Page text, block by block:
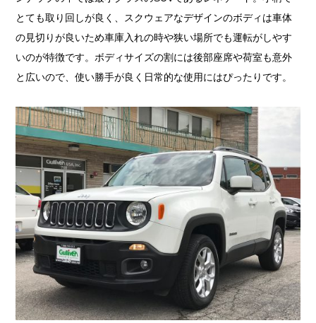
とても取り回しが良く、スクウェアなデザインのボディは車体
の見切りが良いため車庫入れの時や狭い場所でも運転がしやす
いのが特徴です。ボディサイズの割には後部座席や荷室も意外
と広いので、使い勝手が良く日常的な使用にはぴったりです。